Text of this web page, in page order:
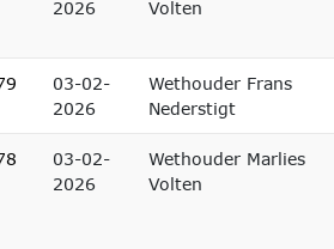
2026
Volten
03-02-
2026
Wethouder Frans
Nederstigt
03-02-
2026
Wethouder Marlies
Volten